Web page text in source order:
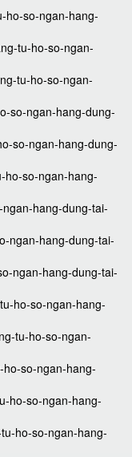
ho-so-ngan-hang-
tu-ho-so-ngan-
tu-ho-so-ngan-
so-ngan-hang-dung-
so-ngan-hang-dung-
ho-so-ngan-hang-
hang-dung-tai-
ngan-hang-dung-tai-
ngan-hang-dung-tai-
ho-so-ngan-hang-
tu-ho-so-ngan-
ho-so-ngan-hang-
ho-so-ngan-hang-
ho-so-ngan-hang-